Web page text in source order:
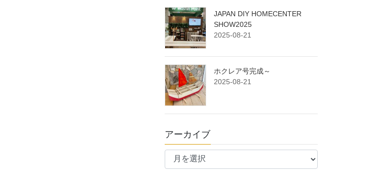
JAPAN DIY HOMECENTER
SHOW2025
2025-08-21
ホクレア号完成～
2025-08-21
アーカイブ
ア